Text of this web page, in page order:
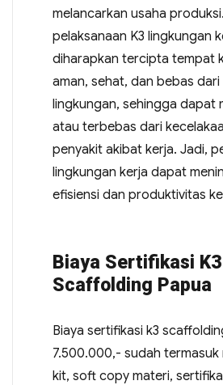
melancarkan usaha
pelaksanaan K3 lingkungan
diharapkan tercipta tempat
aman, sehat, dan bebas
lingkungan, sehingga dapat
atau terbebas dari
penyakit akibat kerja. Jadi,
lingkungan kerja dapat
efisiensi dan produktivitas
Biaya Sertifikasi K3
Scaffolding Papua
Biaya sertifikasi k3
7.500.000,- sudah termasuk
kit, soft copy materi,